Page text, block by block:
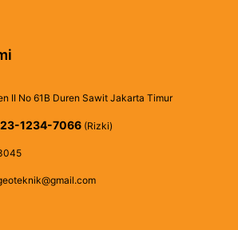
II No 61B Duren Sawit Jakarta Timur
1234-7066(Rizki)